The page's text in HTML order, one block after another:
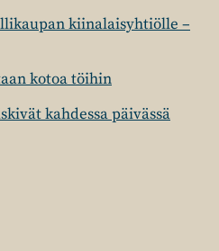
kiinalaisyhtiölle –
kotoa töihin
kahdessa päivässä